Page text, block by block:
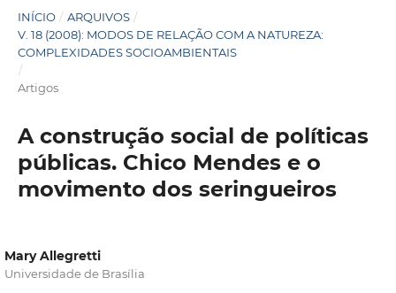
INÍCIO / ARQUIVOS /
V. 18 (2008): MODOS DE RELAÇÃO COM A NATUREZA:
COMPLEXIDADES SOCIOAMBIENTAIS
/
Artigos
A construção social de políticas
públicas. Chico Mendes e o
movimento dos seringueiros
Mary Allegretti
Universidade de Brasília